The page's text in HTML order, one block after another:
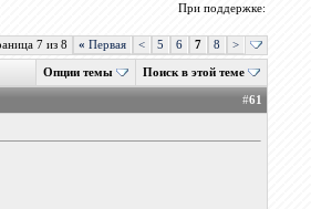
При поддержке:
7 из 8 « Первая < 5 6 7 8 >
Опции темы Поиск в этой теме
#61